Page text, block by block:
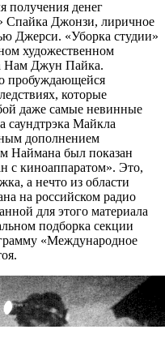
получения денег
Спайка Джонзи, лиричное
Джерси. «Уборка студии»
художественном
Нам Джун Пайка.
пробуждающейся
которые
даже самые невинные
саундтрэка Майкла
дополнением
Наймана был показан
с киноаппаратом». Это,
а нечто из области
на российском радио
для этого материала
подборка секции
«Международное